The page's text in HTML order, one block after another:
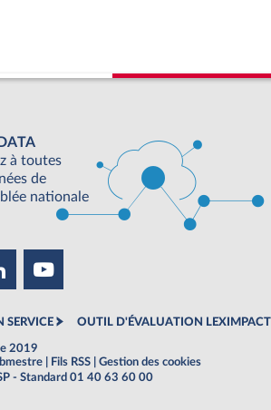
à toutes
de
nationale
SERVICE OUTIL D'ÉVALUATION LEXIMPACT
2019
Fils RSS
Gestion des cookies
- Standard 01 40 63 60 00